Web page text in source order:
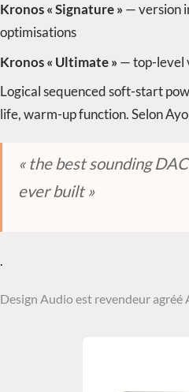
Kronos « Signature »— version
optimisations
Kronos « Ultimate »— top-level
Logical sequenced soft-start
life, warm-up function. Selon
« the best sounding
ever built »
.
Design Audio est revendeur agréé